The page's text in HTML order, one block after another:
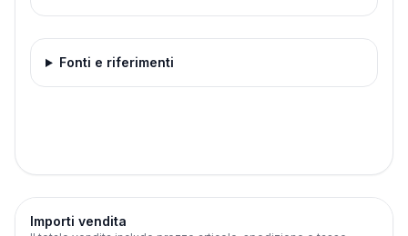
Fonti e riferimenti
Importi vendita